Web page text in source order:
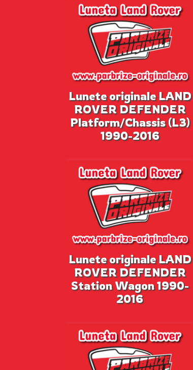
Lunete originale LAND
ROVER DEFENDER
Platform/Chassis (L3)
1990-2016
Lunete originale LAND
ROVER DEFENDER
Station Wagon 1990-
2016